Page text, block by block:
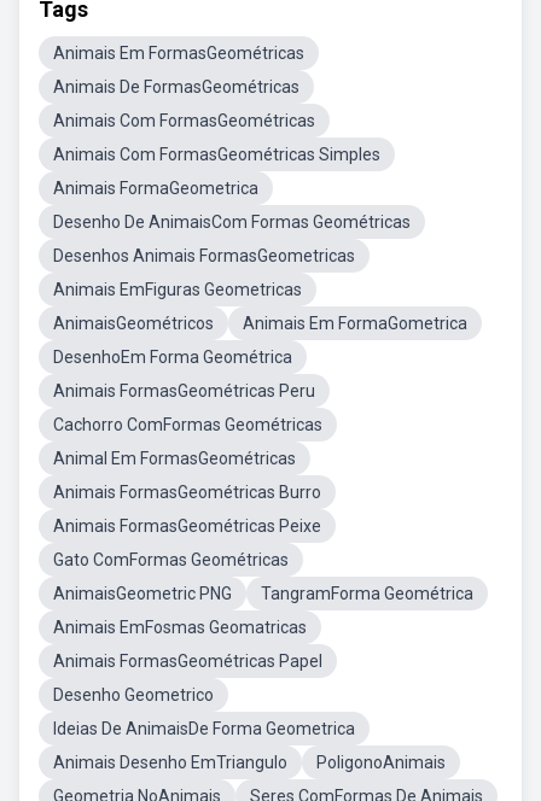
Tags
Animais Em FormasGeométricas
Animais De FormasGeométricas
Animais Com FormasGeométricas
Animais Com FormasGeométricas Simples
Animais FormaGeometrica
Desenho De AnimaisCom Formas Geométricas
Desenhos Animais FormasGeometricas
Animais EmFiguras Geometricas
AnimaisGeométricos
Animais Em FormaGometrica
DesenhoEm Forma Geométrica
Animais FormasGeométricas Peru
Cachorro ComFormas Geométricas
Animal Em FormasGeométricas
Animais FormasGeométricas Burro
Animais FormasGeométricas Peixe
Gato ComFormas Geométricas
AnimaisGeometric PNG
TangramForma Geométrica
Animais EmFosmas Geomatricas
Animais FormasGeométricas Papel
Desenho Geometrico
Ideias De AnimaisDe Forma Geometrica
Animais Desenho EmTriangulo
PoligonoAnimais
Geometria NoAnimais
Seres ComFormas De Animais